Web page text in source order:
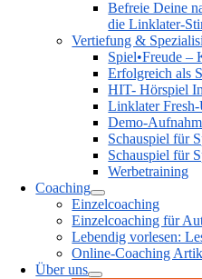
Befreie Deine
die Linklater-
Vertiefung &
Spiel•Freude –
Erfolgreich als
HIT- Hörspiel
Linklater
Demo-
Schauspiel für
Schauspiel für
Werbetraining
Coaching
Einzelcoaching
Einzelcoaching für
Lebendig vorlesen:
Online-Coaching
Über uns